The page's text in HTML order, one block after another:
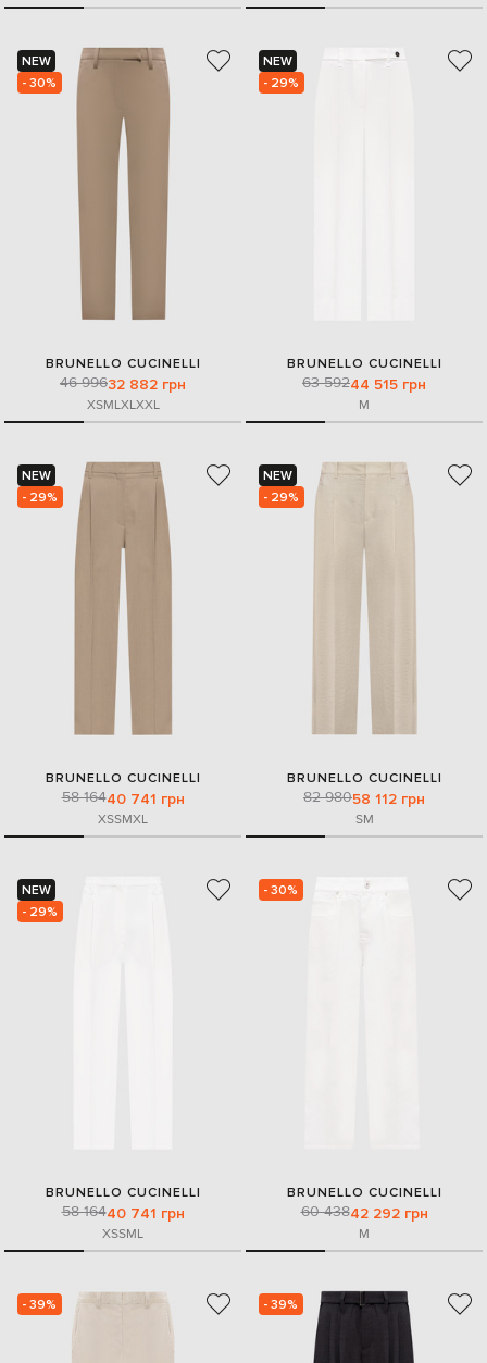
NEW
- 30%
BRUNELLO CUCINELLI
46 99632 882 грн
XSMLXLXXL
NEW
- 29%
BRUNELLO CUCINELLI
63 59244 515 грн
M
NEW
- 29%
BRUNELLO CUCINELLI
58 16440 741 грн
XSSMXL
NEW
- 29%
BRUNELLO CUCINELLI
82 98058 112 грн
SM
NEW
- 29%
BRUNELLO CUCINELLI
58 16440 741 грн
XSSML
- 30%
BRUNELLO CUCINELLI
60 43842 292 грн
M
- 39% - 39%